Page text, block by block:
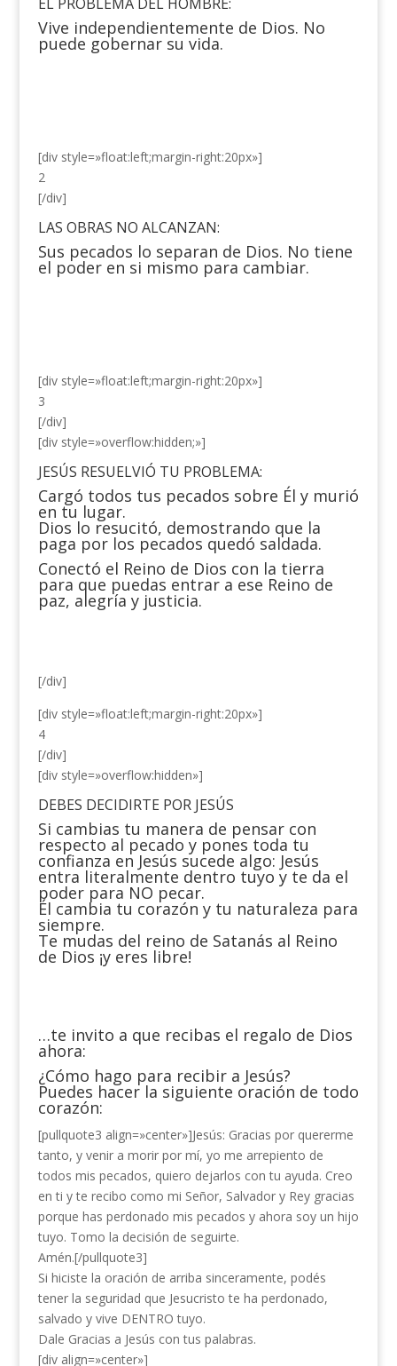
Vive independientemente de Dios. No
puede gobernar su vida.
[div style=»float:left;margin-right:20px»]
2
[/div]
LAS OBRAS NO ALCANZAN:
Sus pecados lo separan de Dios. No tiene
el poder en si mismo para cambiar.
[div style=»float:left;margin-right:20px»]
3
[/div]
[div style=»overflow:hidden;»]
JESÚS RESUELVIÓ TU PROBLEMA:
Cargó todos tus pecados sobre Él y murió
en tu lugar.
Dios lo resucitó, demostrando que la
paga por los pecados quedó saldada.
Conectó el Reino de Dios con la tierra
para que puedas entrar a ese Reino de
paz, alegría y justicia.
[/div]
[div style=»float:left;margin-right:20px»]
4
[/div]
[div style=»overflow:hidden»]
DEBES DECIDIRTE POR JESÚS
Si cambias tu manera de pensar con
respecto al pecado y pones toda tu
confianza en Jesús sucede algo: Jesús
entra literalmente dentro tuyo y te da el
poder para NO pecar.
Él cambia tu corazón y tu naturaleza para
siempre.
Te mudas del reino de Satanás al Reino
de Dios ¡y eres libre!
…te invito a que recibas el regalo de Dios
ahora:
¿Cómo hago para recibir a Jesús?
Puedes hacer la siguiente oración de todo
corazón:
[pullquote3 align=»center»]Jesús: Gracias por quererme
tanto, y venir a morir por mí, yo me arrepiento de
todos mis pecados, quiero dejarlos con tu ayuda. Creo
en ti y te recibo como mi Señor, Salvador y Rey gracias
porque has perdonado mis pecados y ahora soy un hijo
tuyo. Tomo la decisión de seguirte.
Amén.[/pullquote3]
Si hiciste la oración de arriba sinceramente, podés
tener la seguridad que Jesucristo te ha perdonado,
salvado y vive DENTRO tuyo.
Dale Gracias a Jesús con tus palabras.
[div align=»center»]